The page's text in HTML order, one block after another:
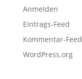
Anmelden
Eintrags-Feed
Kommentar-Feed
WordPress.org